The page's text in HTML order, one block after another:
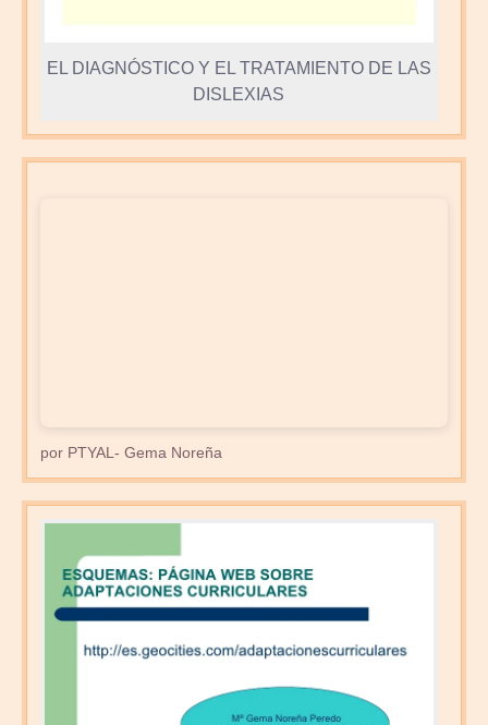
EL DIAGNÓSTICO Y EL TRATAMIENTO DE LAS
DISLEXIAS
por PTYAL- Gema Noreña